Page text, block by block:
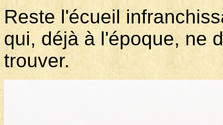
Reste l'écueil
qui, déjà à l'époque, ne
trouver.